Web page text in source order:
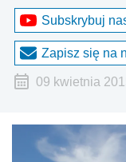
Subskrybuj
Zapisz się na
09 kwietnia